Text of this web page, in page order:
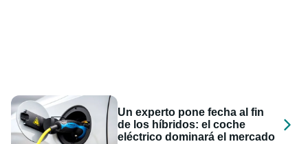
Un experto pone fecha al fin
de los híbridos: el coche
eléctrico dominará el mercado